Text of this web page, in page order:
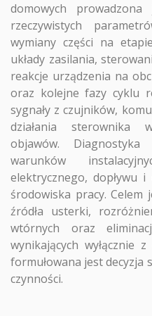
domowych
rzeczywistych
wymiany części na
układy zasilania,
reakcje urządzenia na
oraz kolejne fazy cyklu
sygnały z czujników,
działania sterownika
objawów.
warunków
elektrycznego, dopływu i
środowiska pracy. Celem
źródła usterki,
wtórnych oraz
wynikających wyłącznie
formułowana jest decyzja
czynności.